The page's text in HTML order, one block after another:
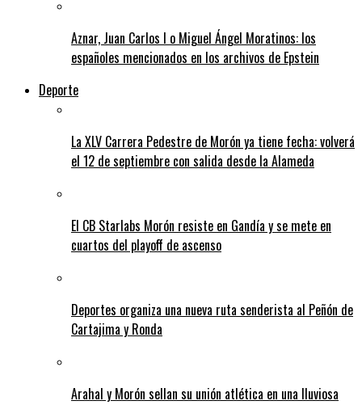
Aznar, Juan Carlos I o Miguel Ángel Moratinos: los
españoles mencionados en los archivos de Epstein
Deporte
La XLV Carrera Pedestre de Morón ya tiene fecha: volverá
el 12 de septiembre con salida desde la Alameda
El CB Starlabs Morón resiste en Gandía y se mete en
cuartos del playoff de ascenso
Deportes organiza una nueva ruta senderista al Peñón de
Cartajima y Ronda
Arahal y Morón sellan su unión atlética en una lluviosa